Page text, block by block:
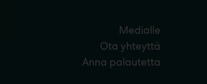
Medialle
Ota yhteyttä
Anna palautetta